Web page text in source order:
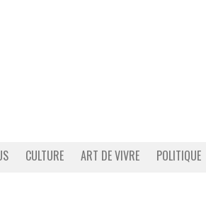
CULTURE ART DE VIVRE POLITIQUE